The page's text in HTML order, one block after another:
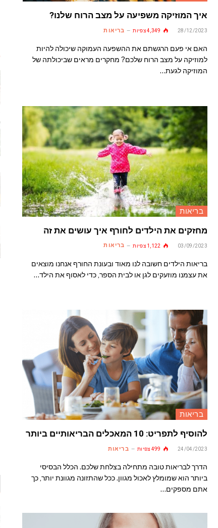
איך המוזיקה משפיעה על מצב הרוח שלנו?
28/12/2023
4,349 צפיות בריאות
האם אי פעם הרגשתם את ההשפעה העמוקה שיכולה להיות
למוזיקה על מצב הרוח שלכם? מחקרים מראים שביכולתה של
המוזיקה לגעת…
בריאות
מחזקים את הילדים לחורף איך עושים את זה
03/09/2023
1,122 צפיות בריאות
בריאות הילדים חשובה לנו מאוד ובעונת החורף אנחנו מוצאים
את עצמנו מוזעקים לגן או לבית הספר, כדי לאסוף את הילד…
בריאות
להוסיף לתפריט: 10 המאכלים הבריאותיים ביותר
24/04/2023
499 צפיות בריאות
הדרך לבריאות טובה מתחילה בצלחת שלכם. הכלל הבסיסי
ביותר הוא שמומלץ לאכול מגוון. ככל שהתזונה מגוונת יותר, כך
אתם מספקים…